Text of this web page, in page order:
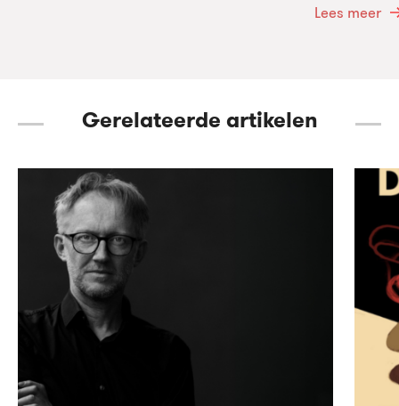
Lees meer
Gerelateerde artikelen